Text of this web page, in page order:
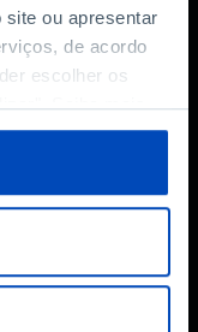
site ou apresentar
de acordo
escolher os
Saiba mais
ou da
pessoais aqui
Privacidade.*